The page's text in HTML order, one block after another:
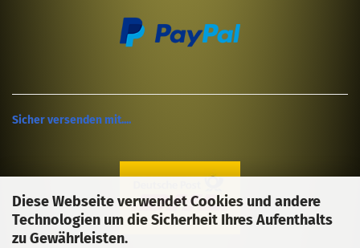
Diese Webseite verwendet Cookies und andere
Technologien um die Sicherheit Ihres Aufenthalts
zu Gewährleisten.
Sicher versenden mit....